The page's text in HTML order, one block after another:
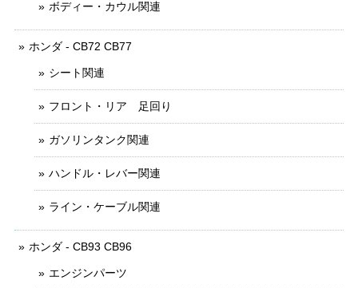
ボディー・カウル関連
ホンダ - CB72 CB77
シート関連
フロント・リア 足回り
ガソリンタンク関連
ハンドル・レバー関連
ライン・ケーブル関連
ホンダ - CB93 CB96
エンジンパーツ